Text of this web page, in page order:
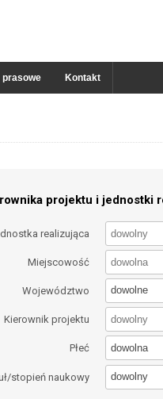
prasowe Kontakt
projektu i jednostki
realizująca
Miejscowość
Województwo dowolne
Kierownik projektu
Płeć dowolna
stopień naukowy dowolny